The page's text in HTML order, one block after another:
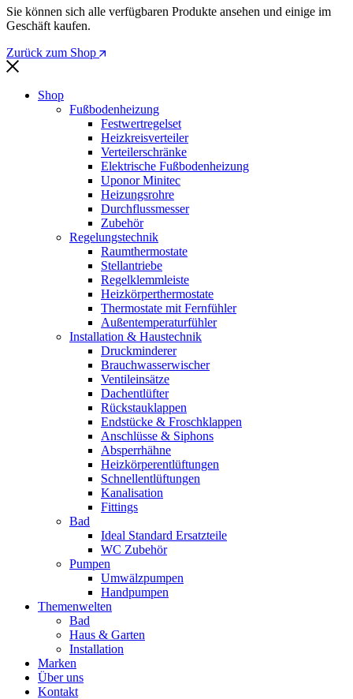
Sie können sich alle verfügbaren Produkte ansehen und einige im
Geschäft kaufen.
Zurück zum Shop
Shop
Fußbodenheizung
Festwertregelset
Heizkreisverteiler
Verteilerschränke
Elektrische Fußbodenheizung
Uponor Minitec
Heizungsrohre
Durchflussmesser
Zubehör
Regelungstechnik
Raumthermostate
Stellantriebe
Regelklemmleiste
Heizkörperthermostate
Thermostate mit Fernfühler
Außentemperaturfühler
Installation & Haustechnik
Druckminderer
Brauchwasserwischer
Ventileinsätze
Dachentlüfter
Rückstauklappen
Endstücke & Froschklappen
Anschlüsse & Siphons
Absperrhähne
Heizkörperentlüftungen
Schnellentlüftungen
Kanalisation
Fittings
Bad
Ideal Standard Ersatzteile
WC Zubehör
Pumpen
Umwälzpumpen
Handpumpen
Themenwelten
Bad
Haus & Garten
Installation
Marken
Über uns
Kontakt